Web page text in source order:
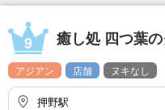
9 癒し処 四つ葉
アジアン 店舗 ヌキなし
押野駅